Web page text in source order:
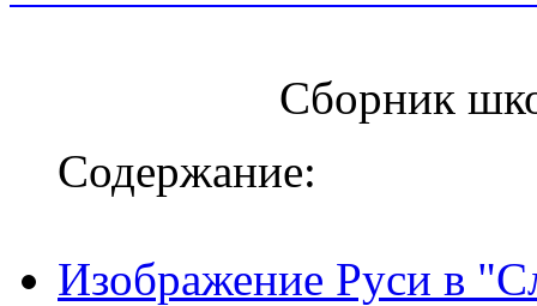
Сборник
Содержание:
Изображение Руси в